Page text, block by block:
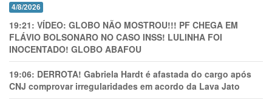
4/8/2026
19:21: VÍDEO: GLOBO NÃO MOSTROU!!! PF CHEGA EM
FLÁVIO BOLSONARO NO CASO INSS! LULINHA FOI
INOCENTADO! GLOBO ABAFOU
19:06: DERROTA! Gabriela Hardt é afastada do cargo após
CNJ comprovar irregularidades em acordo da Lava Jato